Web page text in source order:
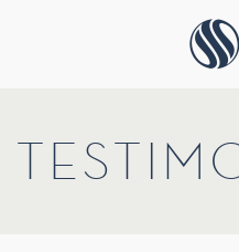
Accéder au contenu